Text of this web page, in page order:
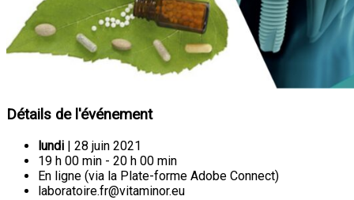
Détails de l'événement
lundi | 28 juin 2021
19 h 00 min - 20 h 00 min
En ligne (via la Plate-forme Adobe Connect)
laboratoire.fr@vitaminor.eu